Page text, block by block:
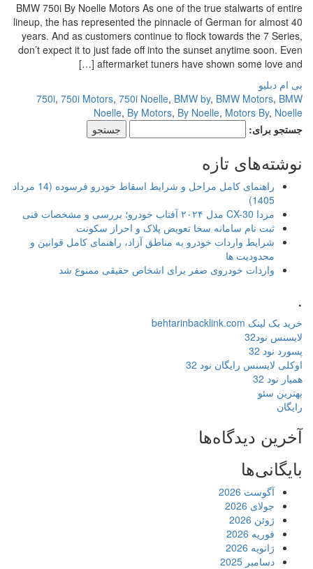
BMW 750i By Noelle Motors As one of the true stalwarts of entire
lineup, the has represented the pinnacle of German for almost 40
years. And as customers continue to flock towards the 7 Series,
don’t expect it to just fade off into the sunset anytime soon. Even
aftermarket tuners have shown some love and […]
بی ام دبلیو
750i,750i Motors,750i Noelle,BMW by,BMW Motors,BMW
Noelle,By Motors,By Noelle,Motors By,Noelle
جستجو برای:
نوشته‌های تازه
راهنمای کامل مراحل و شرایط اسقاط خودرو فرسوده (14 مرداد
1405)
مزدا CX-30 مدل ۲۰۲۴ آفتاب خودرو؛ بررسی و مشخصات فنی
ثبت نام سامانه سخا تعویض پلاک و احراز سکونت
شرایط واردات خودرو به مناطق آزاد، راهنمای کامل قوانین و
محدودیت ها
واردات خودروی صفر برای اشخاص حقیقی ممنوع شد
خرید بک لینک behtarinbacklink.com
لایسنس نود32
پسورد نود 32
اوکلی لایسنس رایگان نود 32
همیار نود 32
بهترین سئو
رایگان
آخرین دیدگاه‌ها
بایگانی‌ها
آگوست 2026
جولای 2026
ژوئن 2026
فوریه 2026
ژانویه 2026
دسامبر 2025